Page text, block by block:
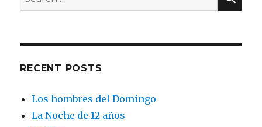
for:
RECENT POSTS
Los hombres del Domingo
La Noche de 12 años